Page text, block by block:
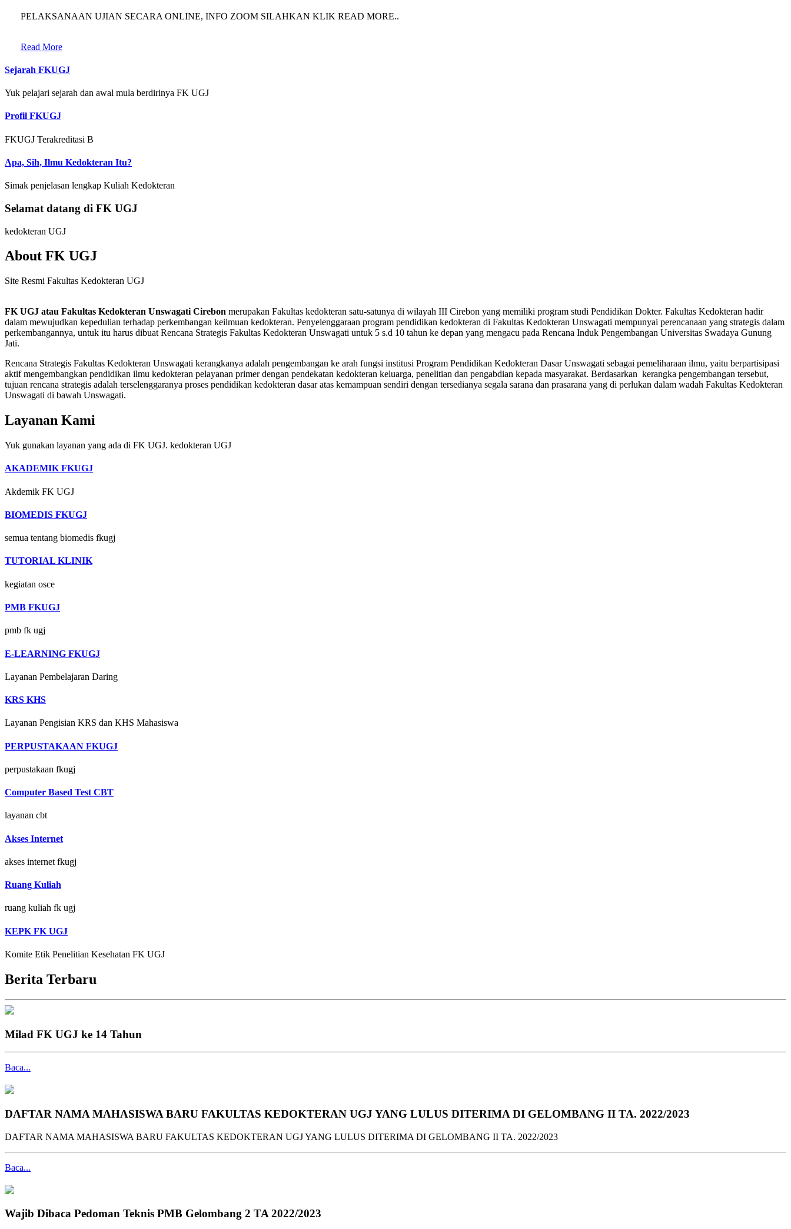
PELAKSANAAN UJIAN SECARA ONLINE, INFO ZOOM SILAHKAN KLIK READ MORE..
Read More
Sejarah FKUGJ
Yuk pelajari sejarah dan awal mula berdirinya FK UGJ
Profil FKUGJ
FKUGJ Terakreditasi B
Apa, Sih, Ilmu Kedokteran Itu?
Simak penjelasan lengkap Kuliah Kedokteran
Selamat datang di FK UGJ
kedokteran UGJ
About FK UGJ
Site Resmi Fakultas Kedokteran UGJ
FK UGJ atau Fakultas Kedokteran Unswagati Cirebon merupakan Fakultas kedokteran satu-satunya di wilayah III Cirebon yang memiliki program studi Pendidikan Dokter. Fakultas Kedokteran hadir
dalam mewujudkan kepedulian terhadap perkembangan keilmuan kedokteran. Penyelenggaraan program pendidikan kedokteran di Fakultas Kedokteran Unswagati mempunyai perencanaan yang strategis dalam
perkembangannya, untuk itu harus dibuat Rencana Strategis Fakultas Kedokteran Unswagati untuk 5 s.d 10 tahun ke depan yang mengacu pada Rencana Induk Pengembangan Universitas Swadaya Gunung
Jati.
Rencana Strategis Fakultas Kedokteran Unswagati kerangkanya adalah pengembangan ke arah fungsi institusi Program Pendidikan Kedokteran Dasar Unswagati sebagai pemeliharaan ilmu, yaitu berpartisipasi
aktif mengembangkan pendidikan ilmu kedokteran pelayanan primer dengan pendekatan kedokteran keluarga, penelitian dan pengabdian kepada masyarakat. Berdasarkan kerangka pengembangan tersebut,
tujuan rencana strategis adalah terselenggaranya proses pendidikan kedokteran dasar atas kemampuan sendiri dengan tersedianya segala sarana dan prasarana yang di perlukan dalam wadah Fakultas Kedokteran
Unswagati di bawah Unswagati.
Layanan Kami
Yuk gunakan layanan yang ada di FK UGJ. kedokteran UGJ
AKADEMIK FKUGJ
Akdemik FK UGJ
BIOMEDIS FKUGJ
semua tentang biomedis fkugj
TUTORIAL KLINIK
kegiatan osce
PMB FKUGJ
pmb fk ugj
E-LEARNING FKUGJ
Layanan Pembelajaran Daring
KRS KHS
Layanan Pengisian KRS dan KHS Mahasiswa
PERPUSTAKAAN FKUGJ
perpustakaan fkugj
Computer Based Test CBT
layanan cbt
Akses Internet
akses internet fkugj
Ruang Kuliah
ruang kuliah fk ugj
KEPK FK UGJ
Komite Etik Penelitian Kesehatan FK UGJ
Berita Terbaru
Milad FK UGJ ke 14 Tahun
Baca...
DAFTAR NAMA MAHASISWA BARU FAKULTAS KEDOKTERAN UGJ YANG LULUS DITERIMA DI GELOMBANG II TA. 2022/2023
DAFTAR NAMA MAHASISWA BARU FAKULTAS KEDOKTERAN UGJ YANG LULUS DITERIMA DI GELOMBANG II TA. 2022/2023
Baca...
Wajib Dibaca Pedoman Teknis PMB Gelombang 2 TA 2022/2023